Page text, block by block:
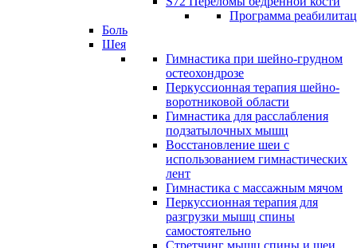
Программа
Боль
Шея
Гимнастика при шейно-грудном
остеохондрозе
Перкуссионная терапия шейно-
воротниковой области
Гимнастика для расслабления
подзатылочных мышц
Восстановление шеи с
использованием гимнастических
лент
Гимнастика с массажным мячом
Перкуссионная терапия для
разгрузки мышц спины
самостоятельно
Стретчинг мышц спины и шеи